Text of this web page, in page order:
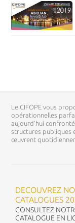
Le CIFOPE vous
opérationnelles
aujourd’hui
structures publiques
œuvrent
DECOUVREZ
CATALOGUES
CONSULTEZ
CATALOGUE EN